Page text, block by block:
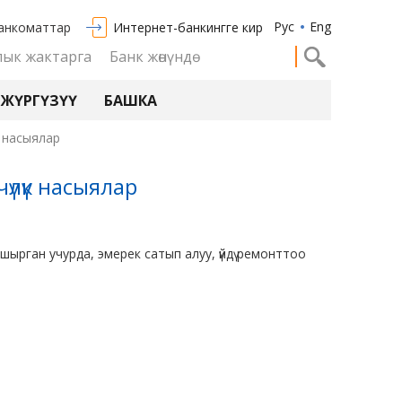
Eng
Рус
Интернет-банкингге кирүү
БАШКА
жактарга Банк жөнүндө
насыялар
насыялар
учурда, эмерек сатып алуу, үйдү ремонттоо